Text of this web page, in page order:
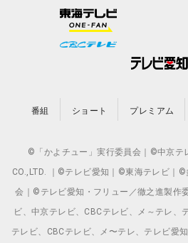
番組 ショート プレミアム
©「かよチュー」実行委員会｜©中京テ
CO.,LTD. ｜©テレビ愛知｜©東海テレビ｜
会｜©テレビ愛知・フリュー／徹之進製作
ビ、中京テレビ、CBCテレビ、メ～テレ、
テレビ、CBCテレビ、メ〜テレ、テレビ